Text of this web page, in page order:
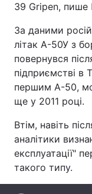
Техно і зв'язок
Зброя
Здоров'я
Цікавинки
Лонгріди
Відео з Youtube
39 Gripen, пише
За даними
літак А-50У з
повернувся
підприємстві в
першим А-50,
ще у 2011 році.
Втім, навіть
аналітики
експлуатації"
такого типу.